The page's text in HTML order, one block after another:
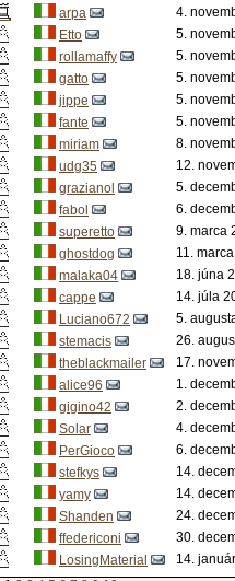
arpa
4.
Etto
5.
rollamaffy
5.
gatto
5.
jippe
5.
fante
5.
miriam
8.
udg35
12.
grazianol
5.
fabol
6.
superetto
9. marca
ghostdog
11.
malaka04
18. júna
cappe
14. júla
Luciano672
5.
stemacis
26.
theblackmailer
17.
alice96
1.
gigino42
2.
Solar
4.
PerGioco
6.
stefkys
14.
yamy
14.
Shanden
24.
ffedericoni
30.
LosingMaterial
14.